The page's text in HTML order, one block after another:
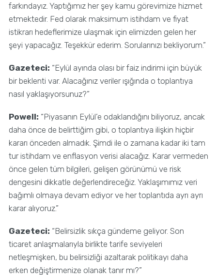
farkındayız. Yaptığımız her şey kamu görevimize hizmet
etmektedir. Fed olarak maksimum istihdam ve fiyat
istikrarı hedeflerimize ulaşmak için elimizden gelen her
şeyi yapacağız. Teşekkür ederim. Sorularınızı bekliyorum.”
Gazeteci: “Eylül ayında olası bir faiz indirimi için büyük
bir beklenti var. Alacağınız veriler ışığında o toplantıya
nasıl yaklaşıyorsunuz?”
Powell: “Piyasanın Eylül’e odaklandığını biliyoruz, ancak
daha önce de belirttiğim gibi, o toplantıya ilişkin hiçbir
kararı önceden almadık. Şimdi ile o zamana kadar iki tam
tur istihdam ve enflasyon verisi alacağız. Karar vermeden
önce gelen tüm bilgileri, gelişen görünümü ve risk
dengesini dikkatle değerlendireceğiz. Yaklaşımımız veri
bağımlı olmaya devam ediyor ve her toplantıda ayrı ayrı
karar alıyoruz.”
Gazeteci: “Belirsizlik sıkça gündeme geliyor. Son
ticaret anlaşmalarıyla birlikte tarife seviyeleri
netleşmişken, bu belirsizliği azaltarak politikayı daha
erken değiştirmenize olanak tanır mı?”